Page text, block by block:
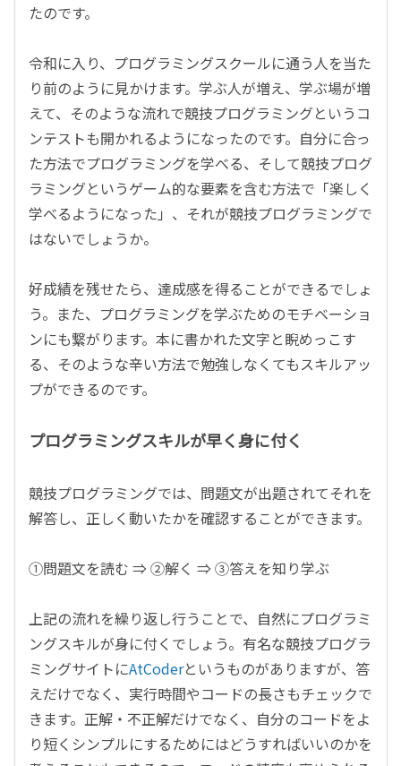
たのです。
令和に入り、プログラミングスクールに通う人を当た
り前のように見かけます。学ぶ人が増え、学ぶ場が増
えて、そのような流れで競技プログラミングというコ
ンテストも開かれるようになったのです。自分に合っ
た方法でプログラミングを学べる、そして競技プログ
ラミングというゲーム的な要素を含む方法で「楽しく
学べるようになった」、それが競技プログラミングで
はないでしょうか。
好成績を残せたら、達成感を得ることができるでしょ
う。また、プログラミングを学ぶためのモチベーショ
ンにも繋がります。本に書かれた文字と睨めっこす
る、そのような辛い方法で勉強しなくてもスキルアッ
プができるのです。
プログラミングスキルが早く身に付く
競技プログラミングでは、問題文が出題されてそれを
解答し、正しく動いたかを確認することができます。
①問題文を読む ⇒ ②解く ⇒ ③答えを知り学ぶ
上記の流れを繰り返し行うことで、自然にプログラミ
ングスキルが身に付くでしょう。有名な競技プログラ
ミングサイトにAtCoderというものがありますが、答
えだけでなく、実行時間やコードの長さもチェックで
きます。正解・不正解だけでなく、自分のコードをよ
り短くシンプルにするためにはどうすればいいのかを